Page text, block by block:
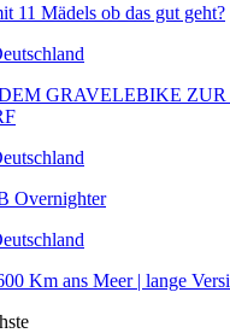
11 Mädels ob das gut geht?
GRAVELEBIKE
Overnighter
Km ans Meer | lange